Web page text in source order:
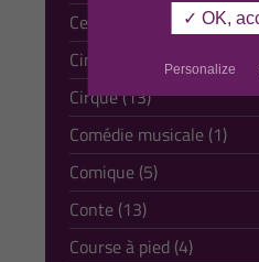
Cerf volant (1)
Cinéma (6)
Cirque (13)
Comédie musicale (1)
Comique (5)
Conte (13)
Course à pied (4)
✓ OK,
Personalize